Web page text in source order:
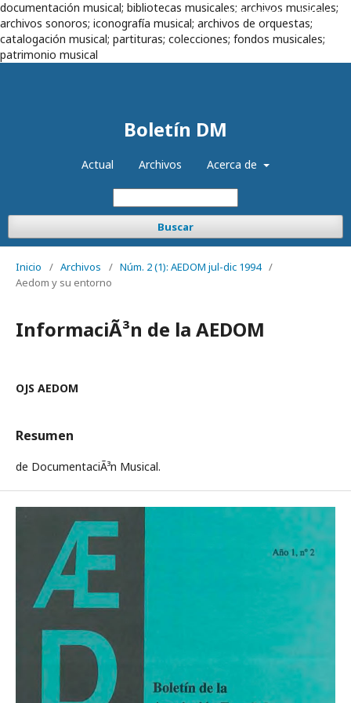
documentación musical; bibliotecas musicales; archivos musicales;
archivos sonoros; iconografía musical; archivos de orquestas;
catalogación musical; partituras; colecciones; fondos musicales;
patrimonio musical
Boletín DM
Actual Archivos Acerca de
Buscar
Registrarse Entrar
Inicio / Archivos / Núm. 2 (1): AEDOM jul-dic 1994 /
Aedom y su entorno
InformaciÃ³n de la AEDOM
OJS AEDOM
Resumen
de DocumentaciÃ³n Musical.